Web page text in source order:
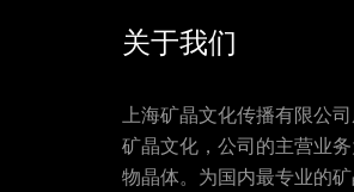
关于我们
上海矿晶文化传播有限公
矿晶文化，公司的主营业
物晶体。为国内最专业的